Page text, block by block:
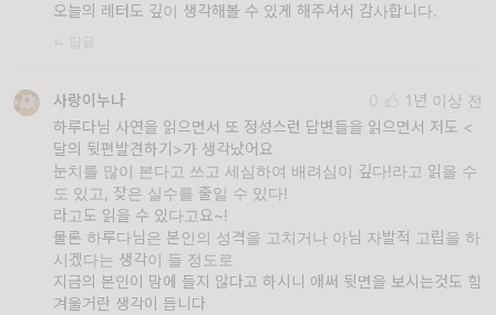
오늘의 레터도 깊이 생각해볼 수 있게 해주셔서 감사합니다.
ㄴ 답글
사랑이누나 0
1년 이상 전
하루다님 사연을 읽으면서 또 정성스런 답변들을 읽으면서 저도 <
달의 뒷편발견하기>가 생각났어요
눈치를 많이 본다고 쓰고 세심하여 배려심이 깊다!라고 읽을 수
도 있고, 잦은 실수를 줄일 수 있다!
라고도 읽을 수 있다고요~!
물론 하루다님은 본인의 성격을 고치거나 아님 자발적 고립을 하
시겠다는 생각이 들 정도로
지금의 본인이 맘에 들지 않다고 하시니 애써 뒷면을 보시는것도 힘
겨울거란 생각이 듭니다